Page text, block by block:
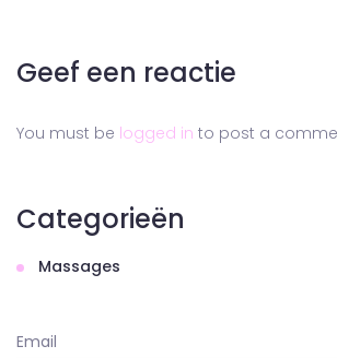
Geef een reactie
You must be logged in to post a
Categorieën
Massages
Email